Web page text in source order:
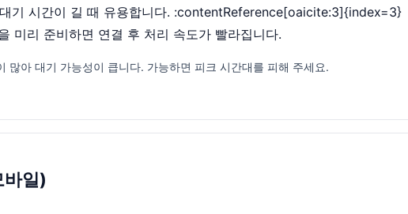
기 시간이 길 때 유용합니다. :contentReference[oaicite:3]{index=3}
미리 준비하면 연결 후 처리 속도가 빨라집니다.
많아 대기 가능성이 큽니다. 가능하면 피크 시간대를 피해 주세요.
일)